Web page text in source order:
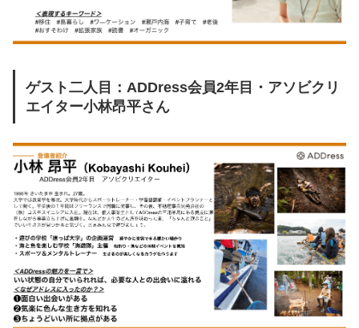
ゲスト二人目：ADDress会員2年目・アソビクリ
エイター小林昂平さん